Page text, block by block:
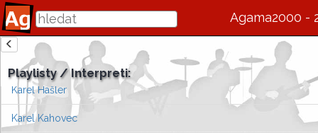
Agama2000 -
zde se bude v budoucnu zobrazovat informace o interpretovi /
Vlevo vyberte píseň, kterou chcete zobrazit
nebo můžete přejít na úvodní stránku ...
Playlisty / Interpreti:
Karel Černoch
Karel Gott
Karel Hála
Karel Hašler
Karel Kahovec